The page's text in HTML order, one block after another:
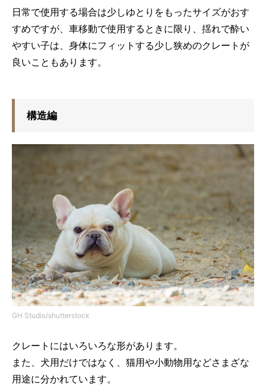
日常で使用する場合は少しゆとりをもったサイズがおす
すめですが、車移動で使用するときに限り、揺れで酔い
やすい子は、身体にフィットする少し狭めのクレートが
良いこともあります。
構造編
GH Studio/shutterstock
クレートにはいろいろな形があります。
また、犬用だけではなく、猫用や小動物用などさまざな
用途に分かれています。